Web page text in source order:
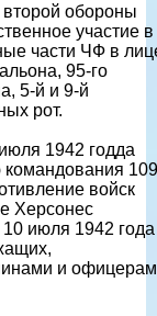
второй обороны
участие в
части ЧФ в
95-го
5-й и 9-й
рот.
1942 годда
командования
войск
Херсонес
июля 1942 года
и